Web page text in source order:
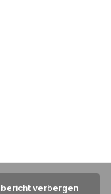
bericht verbergen